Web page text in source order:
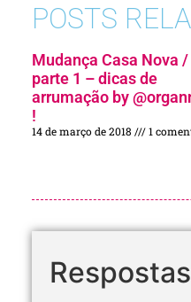
POSTS
Mudança Casa Nova /
parte 1 – dicas de
arrumação by
!
14 de março de 2018 1